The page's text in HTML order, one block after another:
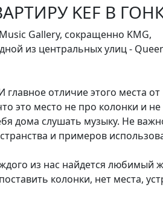
KEF В
Gallery, сокращенно KMG,
из центральных улиц -
отличие этого места от
это место не про колонки и
дома слушать музыку. Не
и примеров
из нас найдется любимый
колонки, нет места,